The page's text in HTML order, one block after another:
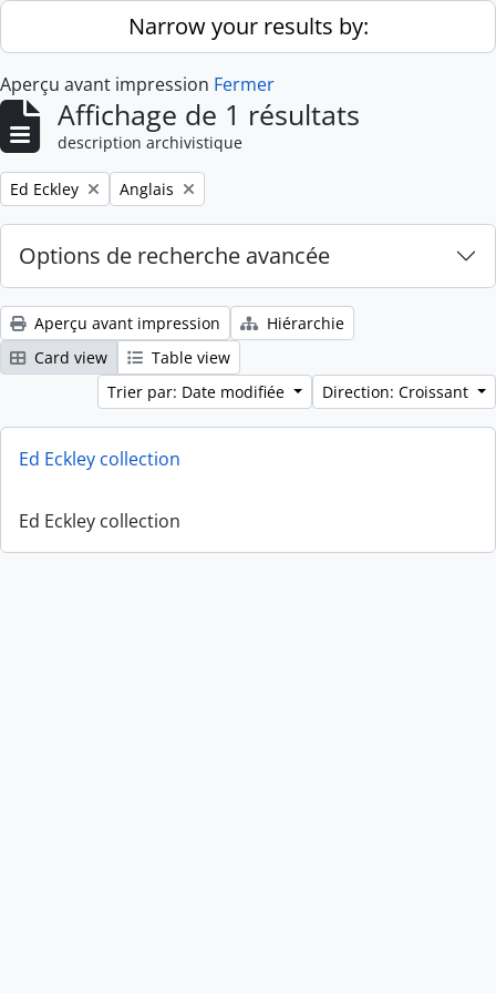
Skip to main contentNarrow your results by:
Aperçu avant impression Fermer
Affichage de 1 résultats
description archivistique
Remove filter:
Ed Eckley Remove filter:
Anglais
Options de recherche avancée
Aperçu avant impression
Hiérarchie
Card view
Table view
Trier par: Date modifiée
Direction: Croissant
Ed Eckley collection
Ed Eckley collection